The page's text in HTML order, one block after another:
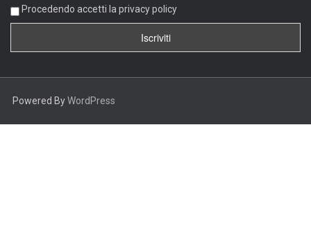
Procedendo accetti la privacy policy
Powered ByWordPress